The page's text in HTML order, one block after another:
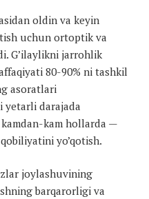
oldin va keyin
uchun ortoptik va
G’ilaylikni jarrohlik
80-90% ni tashkil
asoratlari
yetarli darajada
kam hollarda —
yo’qotish.
joylashuvining
barqarorligi va